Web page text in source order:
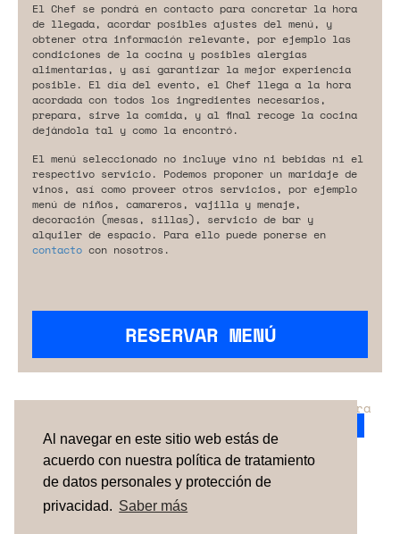
Al navegar en este sitio web estás de
acuerdo con nuestra política de tratamiento
de datos personales y protección de
privacidad. Saber más
El Chef se pondrá en contacto para concretar la hora
de llegada, acordar posibles ajustes del menú, y
obtener otra información relevante, por ejemplo las
condiciones de la cocina y posibles alergias
alimentarias, y así garantizar la mejor experiencia
posible. El día del evento, el Chef llega a la hora
acordada con todos los ingredientes necesarios,
prepara, sirve la comida, y al final recoge la cocina
dejándola tal y como la encontró.
El menú seleccionado no incluye vino ni bebidas ni el
respectivo servicio. Podemos proponer un maridaje de
vinos, así como proveer otros servicios, por ejemplo
menú de niños, camareros, vajilla y menaje,
decoración (mesas, sillas), servicio de bar y
alquiler de espacio. Para ello puede ponerse en
contacto con nosotros.
RESERVAR MENÚ
¿No has encontrado el servicio perfecto para
TÉRMINOS Y CONDICIONES
SOBRE NOSOTROS
CÓMO FUNCIONA
CONTACTO